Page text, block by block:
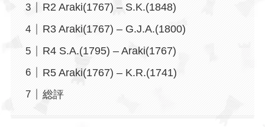
R2 Araki(1767) – S.K.(1848)
R3 Araki(1767) – G.J.A.(1800)
R4 S.A.(1795) – Araki(1767)
R5 Araki(1767) – K.R.(1741)
総評